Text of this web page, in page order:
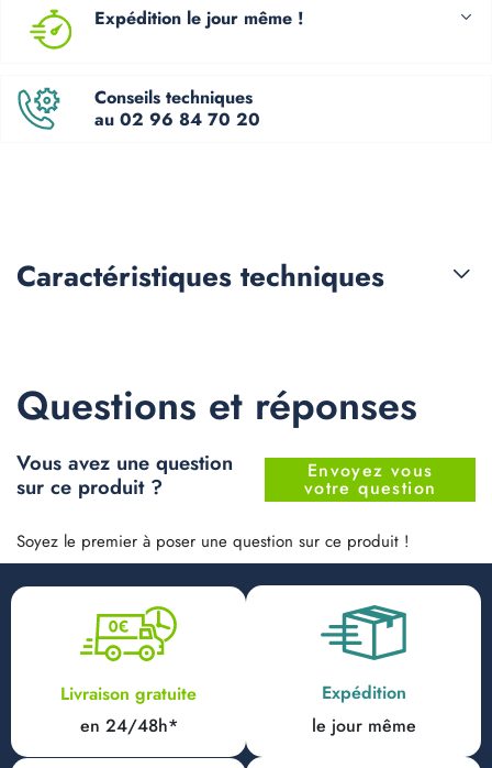
Expédition le jour même !
Conseils techniques
au 02 96 84 70 20
Caractéristiques techniques
Questions et réponses
Vous avez une question
sur ce produit ?
Envoyez vous
votre question
Soyez le premier à poser une question sur ce produit !
Livraison gratuite
en 24/48h*
Expédition
le jour même